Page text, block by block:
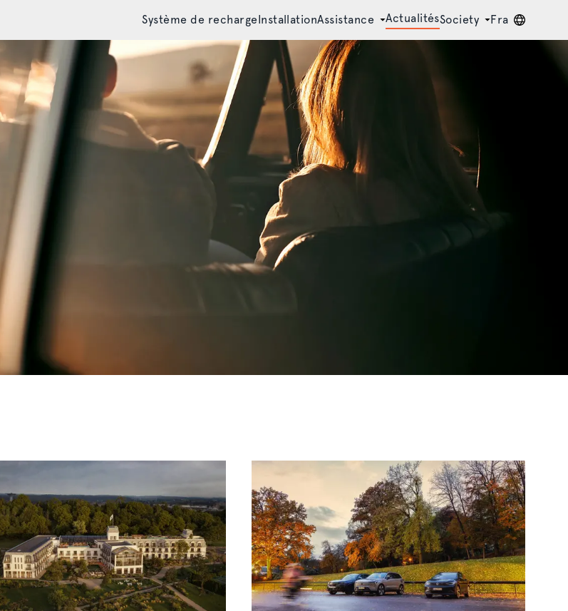
Système de rechargeInstallationAssistance ActualitésSociety Fra